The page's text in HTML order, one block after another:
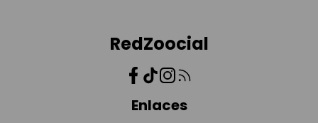
RedZoocial
Enlaces